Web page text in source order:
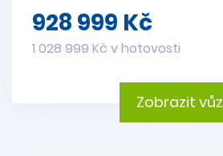
928 999 Kč
1 028 999 Kč v hotovosti
Zobrazit vůz